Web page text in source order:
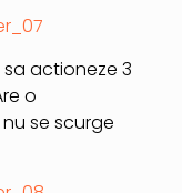
actioneze 3
o
se scurge